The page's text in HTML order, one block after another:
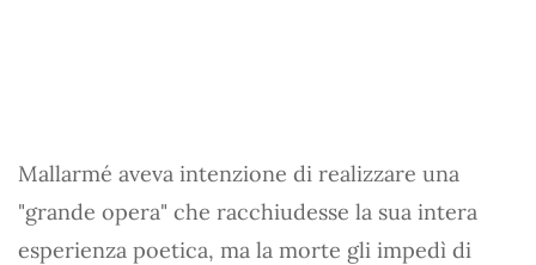
Mallarmé aveva intenzione di realizzare una
"grande opera" che racchiudesse la sua intera
esperienza poetica, ma la morte gli impedì di